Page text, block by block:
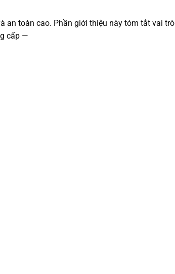
an toàn cao. Phần giới thiệu này tóm tắt vai trò
cấp —